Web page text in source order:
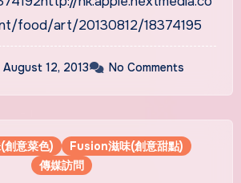
food/art/20130812/18374195
August 12, 2013 No Comments
意菜色)
Fusion滋味(創意甜點)
傳媒訪問